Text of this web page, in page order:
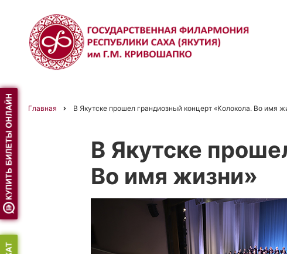
основному
содержанию
навигации
Главная В Якутске прошел грандиозный концерт «Колокола. Во имя
В Якутске
Во имя жизни»